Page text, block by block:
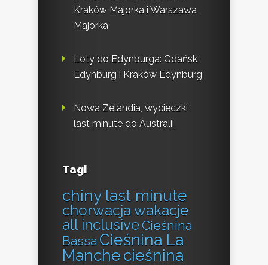
Kraków Majorka i Warszawa
Majorka
Loty do Edynburga: Gdańsk
Edynburg i Kraków Edynburg
Nowa Zelandia, wycieczki
last minute do Australii
Tagi
chiny last minute
chorwacja wakacje
all inclusiveCieśnina
Bassa Cieśnina La
Manchecieśnina